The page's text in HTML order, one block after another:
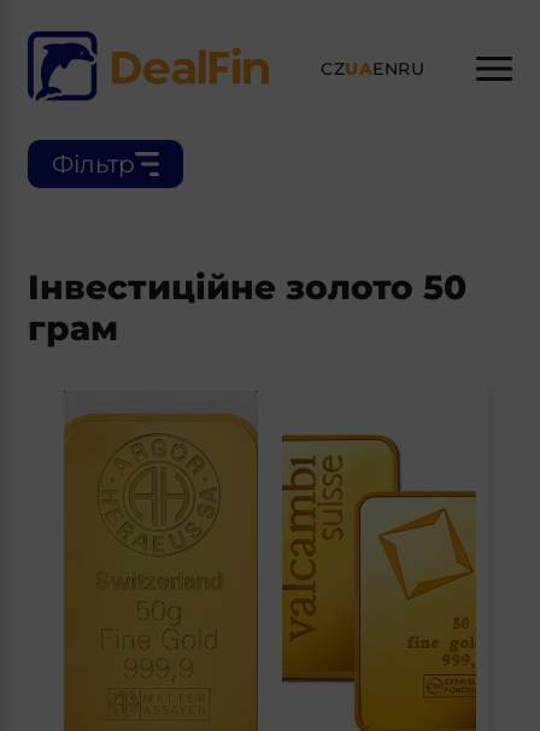
CZUAENRU
Фільтр
Інвестиційне золото 50
грам